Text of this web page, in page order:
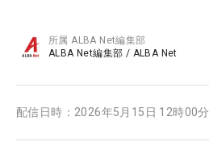
所属ALBA Net編集部
ALBA Net編集部 / ALBA Net
配信日時： 2026年5月15日 12時00分